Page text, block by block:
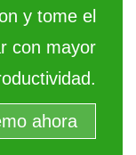
y tome el
con mayor
ahora